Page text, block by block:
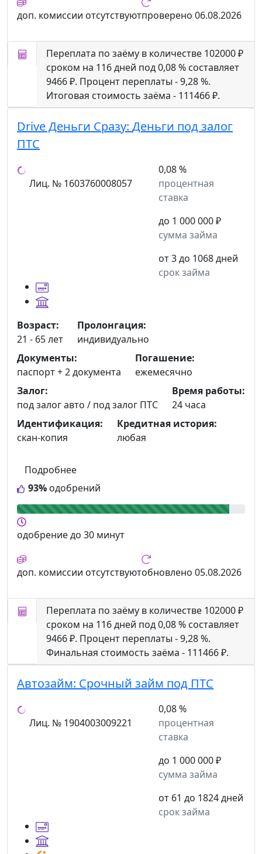
доп. комиссии отсутствуютпроверено 06.08.2026
Переплата по заёму в количестве 102000 ₽
сроком на 116 дней под 0,08 % составляет
9466 ₽. Процент переплаты - 9,28 %.
Итоговая стоимость заёма - 111466 ₽.
Drive Деньги Сразу: Деньги под залог
ПТС
Лиц. № 1603760008057
0,08 %
процентная
ставка
до 1 000 000 ₽
сумма займа
от 3 до 1068 дней
срок займа
93% одобрений
Подробнее
Возраст:
21 - 65 лет
Пролонгация:
индивидуально
Документы:
паспорт +2 документа
Погашение:
ежемесячно
Залог:
под залог авто / под залог ПТС
Время работы:
24 часа
Идентификация:
скан-копия
Кредитная история:
любая
одобрениедо 30 минут
доп. комиссии отсутствуютобновлено 05.08.2026
Переплата по заёму в количестве 102000 ₽
сроком на 116 дней под 0,08 % составляет
9466 ₽. Процент переплаты - 9,28 %.
Финальная стоимость заёма - 111466 ₽.
Автозайм: Срочный займ под ПТС
Лиц. № 1904003009221
0,08 %
процентная
ставка
до 1 000 000 ₽
сумма займа
от 61 до 1824 дней
срок займа